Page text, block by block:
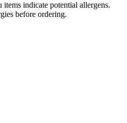
indicate potential allergens.
before ordering.